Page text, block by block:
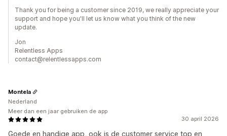
Thank you for being a customer since 2019, we really appreciate your
support and hope you'll let us know what you think of the new
update.
Jon
Relentless Apps
contact@relentlessapps.com
30 april 2026
Goede en handige app, ook is de customer service top en
Montela
Nederland
Meer dan een jaar gebruiken de app